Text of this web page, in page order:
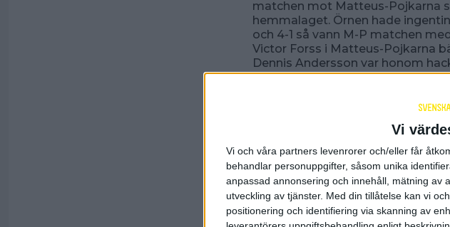
Vi
Vi och våra partners levenrorer och/eller får
behandlar personuppgifter, såsom unika
anpassad annonsering och innehåll, mätning av
utveckling av tjänster. Med din tillåtelse kan vi
positionering och identifiering via skanning av
matchen mot Matteus-Pojkarna
hemmalaget. Örnen hade
och 4-1 så vann M-P matchen
Victor Forss i Matteus-Pojkarna
Dennis Andersson var honom
Johansson bäst med 829
Mot AIK blev det lite bättre för
två första serierna så stängde
serien blev sedan lite avslagen,
siffrorna lite. 16-4 slutade det
och AIK att ligga etta och tvåa i
Kevin Melin i AIK hade framme
Kvarnström, även han i AIK fick
Tomas Ehrling med 856